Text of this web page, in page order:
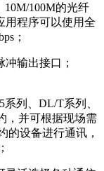
100M的光纤
用程序可以使用全
；
输出接口；
列、DL/T系列、
，并可根据现场需
的设备进行通讯，